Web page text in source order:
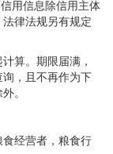
用信息除信用主体
律法规另有规定
算。期限届满，
，且不再作为下
。
经营者，粮食行